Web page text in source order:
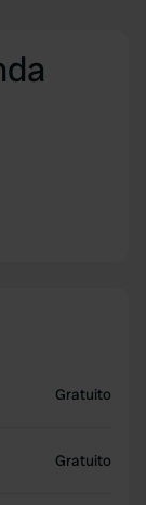
Gratuito
Gratuito